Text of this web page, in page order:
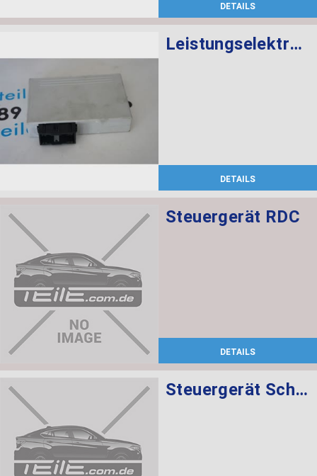
DETAILS
Leistungselektronik Mittelkonsole
DETAILS
Steuergerät RDC
DETAILS
Steuergerät Schaltzentrum Mittelkonsole